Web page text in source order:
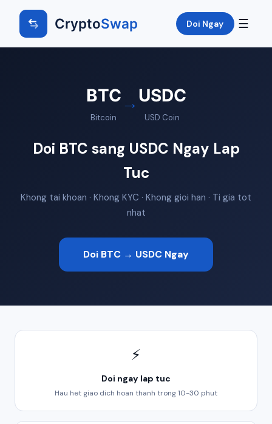
CryptoSwap Doi Ngay ☰
BTC
Bitcoin
→USDC
USD Coin
Doi BTC sang USDC Ngay Lap
Tuc
Khong tai khoan · Khong KYC · Khong gioi han · Ti gia tot
nhat
Doi BTC → USDC Ngay
⚡
Doi ngay lap tuc
Hau het giao dich hoan thanh trong 10-30 phut